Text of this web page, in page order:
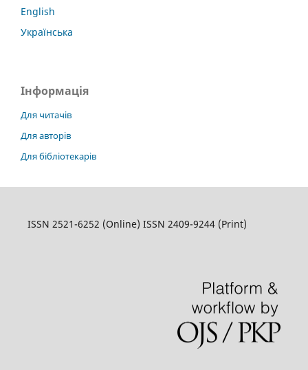
English
Українська
Інформація
Для читачів
Для авторів
Для бібліотекарів
ISSN 2521-6252 (Online) ISSN 2409-9244 (Print)